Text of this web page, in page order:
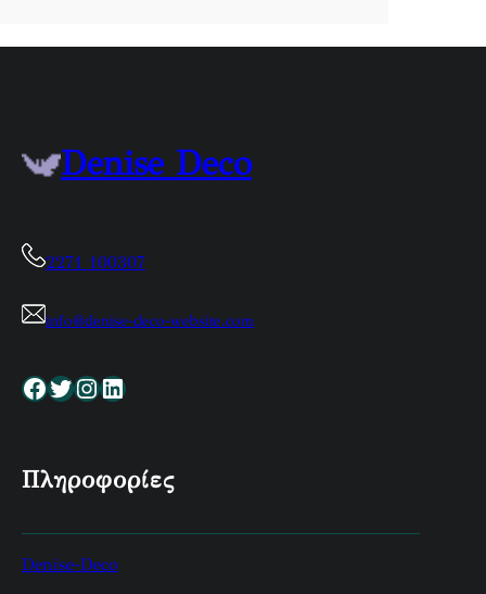
Denise Deco
2271 100307
info@denise-deco-website.com
Facebook Twitter InstagramLinkedin
Πληροφορίες
Denise-Deco